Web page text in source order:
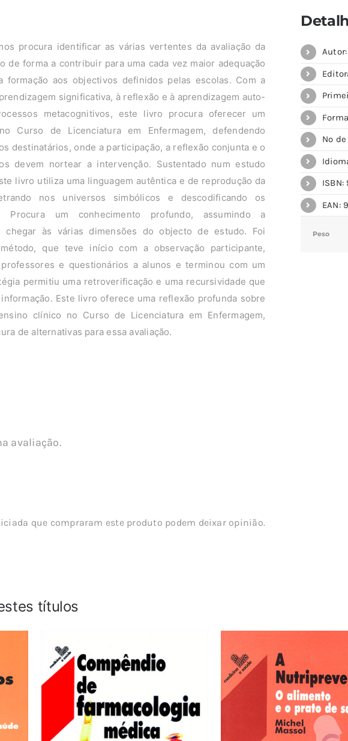
procura identificar as várias vertentes da avaliação da
de forma a contribuir para uma cada vez maior adequação
formação aos objectivos definidos pelas escolas. Com a
significativa, à reflexão e à aprendizagem auto-
metacognitivos, este livro procura oferecer um
Curso de Licenciatura em Enfermagem, defendendo
destinatários, onde a participação, a reflexão conjunta e o
devem nortear a intervenção. Sustentado num estudo
livro utiliza uma linguagem autêntica e de reprodução da
nos universos simbólicos e descodificando os
Procura um conhecimento profundo, assumindo a
chegar às várias dimensões do objecto de estudo. Foi
que teve início com a observação participante,
e questionários a alunos e terminou com um
permitiu uma retroverificação e uma recursividade que
Este livro oferece uma reflexão profunda sobre
clínico no Curso de Licenciatura em Enfermagem,
de alternativas para essa avaliação.
Autor:
Nº
ISBN:
EAN:
Peso
avaliação.
que compraram este produto podem deixar opinião.
títulos